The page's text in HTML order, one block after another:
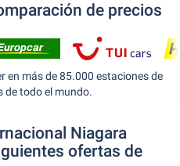
de precios
en más de 85.000 estaciones de
de todo el mundo.
Niagara
ofertas de